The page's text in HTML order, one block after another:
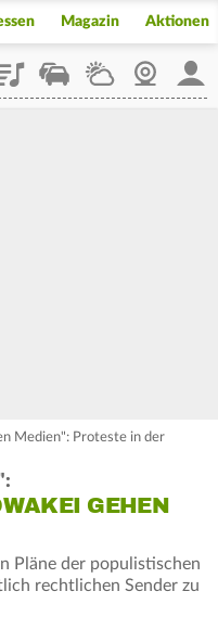
Magazin Aktionen
StaupilotWetterWebcam
Medien": Proteste in der
GEHEN
Pläne der populistischen
rechtlichen Sender zu